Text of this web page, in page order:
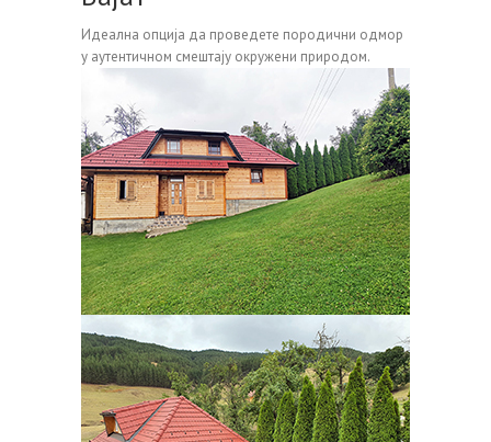
Идеална опција да проведете породични одмор
у аутентичном смештају окружени природом.